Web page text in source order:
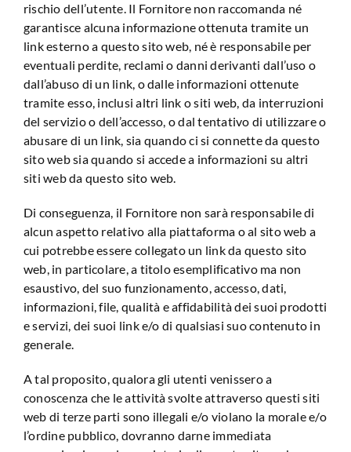
rischio dell’utente. Il Fornitore non raccomanda né
garantisce alcuna informazione ottenuta tramite un
link esterno a questo sito web, né è responsabile per
eventuali perdite, reclami o danni derivanti dall’uso o
dall’abuso di un link, o dalle informazioni ottenute
tramite esso, inclusi altri link o siti web, da interruzioni
del servizio o dell’accesso, o dal tentativo di utilizzare o
abusare di un link, sia quando ci si connette da questo
sito web sia quando si accede a informazioni su altri
siti web da questo sito web.
Di conseguenza, il Fornitore non sarà responsabile di
alcun aspetto relativo alla piattaforma o al sito web a
cui potrebbe essere collegato un link da questo sito
web, in particolare, a titolo esemplificativo ma non
esaustivo, del suo funzionamento, accesso, dati,
informazioni, file, qualità e affidabilità dei suoi prodotti
e servizi, dei suoi link e/o di qualsiasi suo contenuto in
generale.
A tal proposito, qualora gli utenti venissero a
conoscenza che le attività svolte attraverso questi siti
web di terze parti sono illegali e/o violano la morale e/o
l’ordine pubblico, dovranno darne immediata